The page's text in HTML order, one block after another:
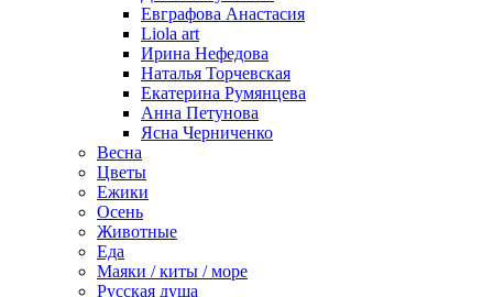
Евграфова Анастасия
Liola art
Ирина Нефедова
Наталья Торчевская
Екатерина Румянцева
Анна Петунова
Ясна Черниченко
Весна
Цветы
Ежики
Осень
Животные
Еда
Маяки / киты / море
Русская душа